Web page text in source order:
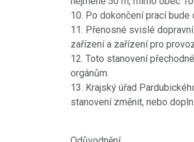
10. Po dokončení prací bude
11. Přenosné svislé
zařízení a zařízení pro
12. Toto stanovení
orgánům.
13. Krajský úřad
stanovení změnit, nebo